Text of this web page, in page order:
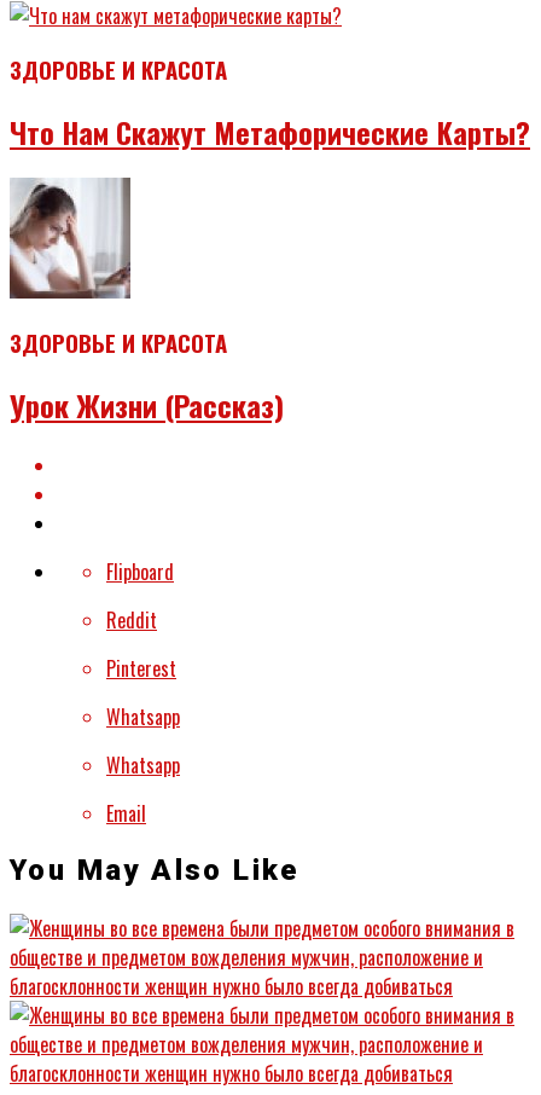
ЗДОРОВЬЕ И КРАСОТА
Что Нам Скажут Метафорические Карты?
ЗДОРОВЬЕ И КРАСОТА
Урок Жизни (рассказ)
Flipboard
Reddit
Pinterest
Whatsapp
Whatsapp
Email
You May Also Like